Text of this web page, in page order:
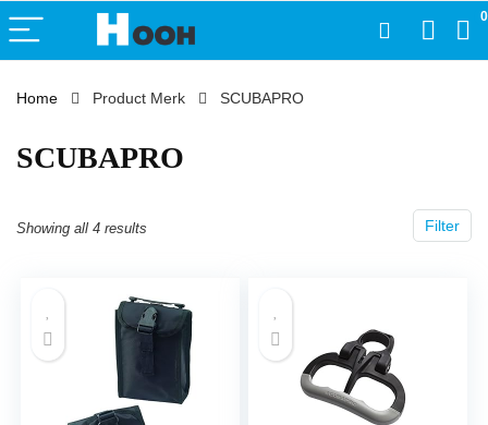
0
Home Product Merk ‎SCUBAPRO
‎SCUBAPRO
Filter
Showing all 4 results